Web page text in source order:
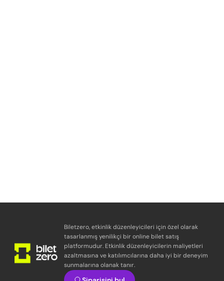
Biletzero, etkinlik düzenleyicileri için özel olarak
tasarlanmış yenilikçi bir online bilet satış
platformudur. Etkinlik düzenleyicilerin maliyetleri
azaltmasına ve katılımcılarına daha iyi bir deneyim
sunmalarına olanak tanır.